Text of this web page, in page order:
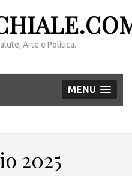
Arte e Politica.
MENU
2025